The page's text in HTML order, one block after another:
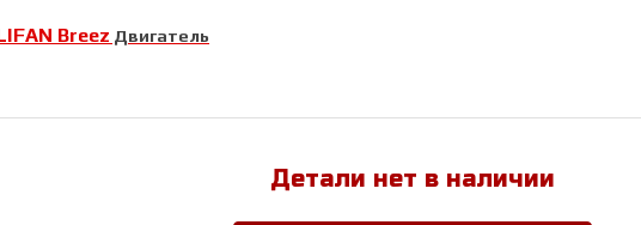
Breez Двигатель
Детали нет в наличии